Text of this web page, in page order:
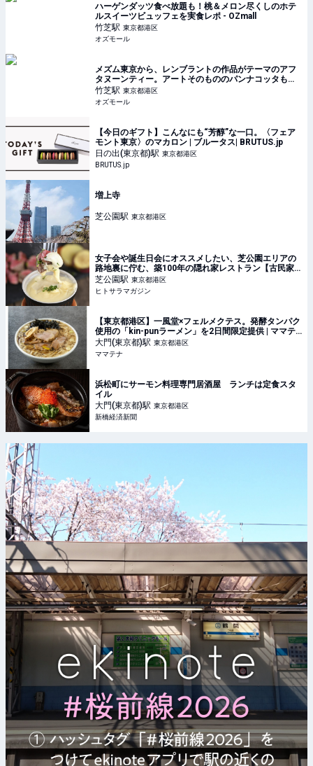
ハーゲンダッツ食べ放題も！桃＆メロン尽くしのホテ
ルスイーツビュッフェを実食レポ - OZmall
竹芝駅 東京都港区
オズモール
メズム東京から、レンブラントの作品がテーマのアフ
タヌーンティー。アートそのもののパンナコッタも！ -
OZmall
竹芝駅 東京都港区
オズモール
【今日のギフト】こんなにも“芳醇”な一口。〈フェア
モント東京〉のマカロン | ブルータス| BRUTUS.jp
日の出(東京都)駅 東京都港区
BRUTUS.jp
増上寺
芝公園駅 東京都港区
女子会や誕生日会にオススメしたい、芝公園エリアの
路地裏に佇む、築100年の隠れ家レストラン【古民家
商店 SPAJIO】｜東京 │ ヒトサラマガジン
芝公園駅 東京都港区
ヒトサラマガジン
【東京都港区】一風堂×フェルメクテス。発酵タンパク
使用の「kin-punラーメン」を2日間限定提供 | ママテ
ナ
大門(東京都)駅 東京都港区
ママテナ
浜松町にサーモン料理専門居酒屋 ランチは定食スタ
イル
大門(東京都)駅 東京都港区
新橋経済新聞